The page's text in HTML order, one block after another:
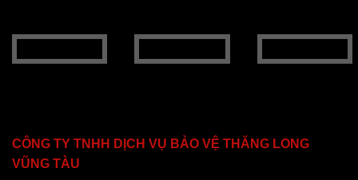
CÔNG TY TNHH DỊCH VỤ BẢO VỆ THĂNG LONG
VŨNG TÀU